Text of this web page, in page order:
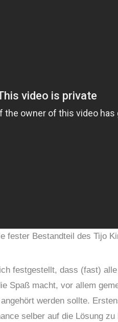
fester Bestandteil des Tijo
festgestellt, dass (fast)
Spaß macht, vor allem
werden sollte.
selber auf die Lösung